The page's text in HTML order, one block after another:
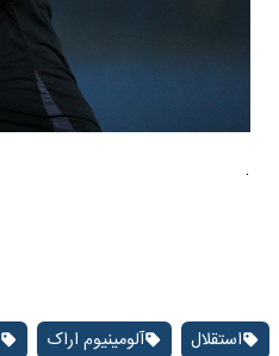
.
استقلال آلومینیوم اراک